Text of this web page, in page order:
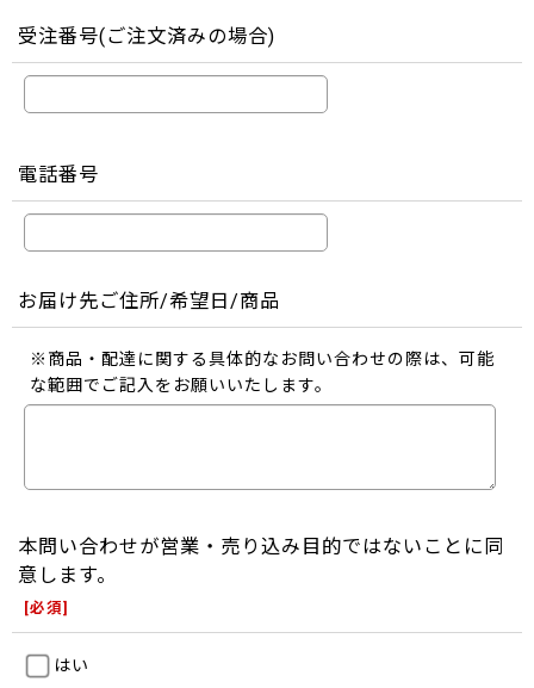
受注番号(ご注文済みの場合)
電話番号
お届け先ご住所/希望日/商品
※商品・配達に関する具体的なお問い合わせの際は、可能
な範囲でご記入をお願いいたします。
本問い合わせが営業・売り込み目的ではないことに同
意します。
[必須]
はい